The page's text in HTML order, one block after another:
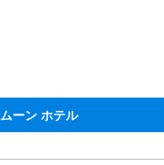
ーン ホテル